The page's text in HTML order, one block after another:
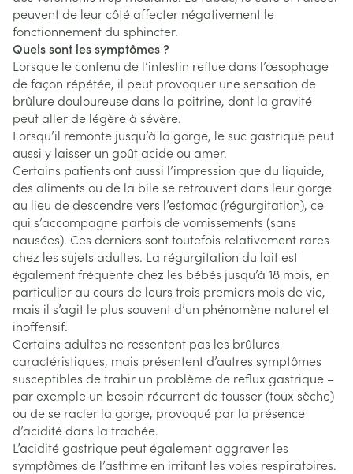
peuvent de leur côté affecter négativement le
fonctionnement du sphincter.
Quels sont les symptômes ?
Lorsque le contenu de l’intestin reflue dans l’œsophage
de façon répétée, il peut provoquer une sensation de
brûlure douloureuse dans la poitrine, dont la gravité
peut aller de légère à sévère.
Lorsqu’il remonte jusqu’à la gorge, le suc gastrique peut
aussi y laisser un goût acide ou amer.
Certains patients ont aussi l’impression que du liquide,
des aliments ou de la bile se retrouvent dans leur gorge
au lieu de descendre vers l’estomac (régurgitation), ce
qui s’accompagne parfois de vomissements (sans
nausées). Ces derniers sont toutefois relativement rares
chez les sujets adultes. La régurgitation du lait est
également fréquente chez les bébés jusqu’à 18 mois, en
particulier au cours de leurs trois premiers mois de vie,
mais il s’agit le plus souvent d’un phénomène naturel et
inoffensif.
Certains adultes ne ressentent pas les brûlures
caractéristiques, mais présentent d’autres symptômes
susceptibles de trahir un problème de reflux gastrique –
par exemple un besoin récurrent de tousser (toux sèche)
ou de se racler la gorge, provoqué par la présence
d’acidité dans la trachée.
L’acidité gastrique peut également aggraver les
symptômes de l’asthme en irritant les voies respiratoires.